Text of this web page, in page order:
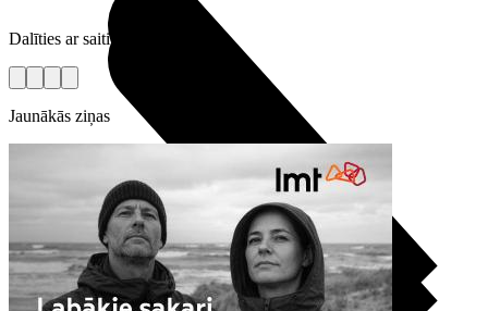
Dalīties ar saiti
Jaunākās ziņas